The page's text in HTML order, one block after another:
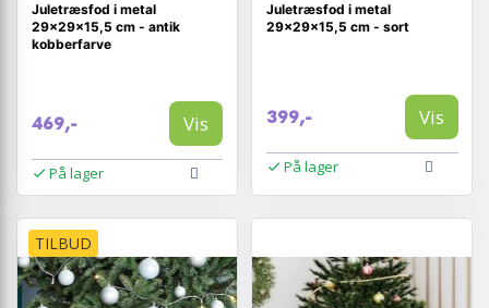
Juletræsfod i metal
29×29×15,5 cm - antik
kobberfarve
469,- Vis
På lager
Juletræsfod i metal
29×29×15,5 cm - sort
399,- Vis
På lager
TILBUD